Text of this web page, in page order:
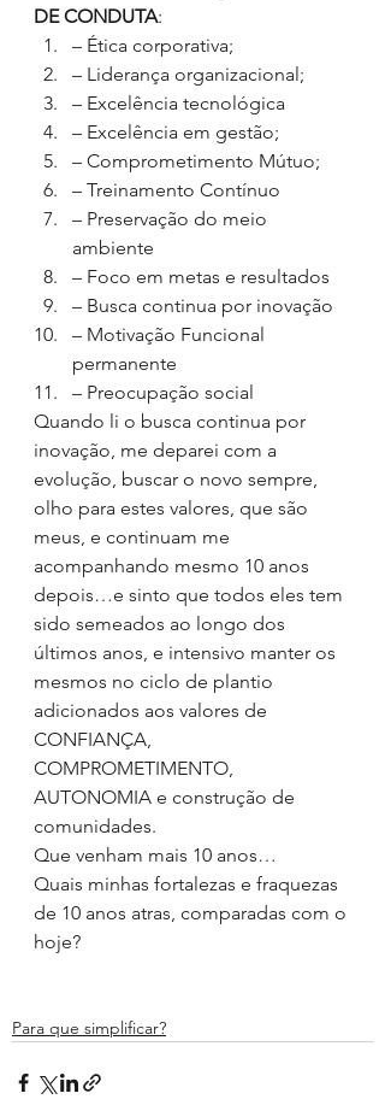
DE CONDUTA:
– Ética corporativa;
– Liderança organizacional;
– Excelência tecnológica
– Excelência em gestão;
– Comprometimento Mútuo;
– Treinamento Contínuo
– Preservação do meio
ambiente
– Foco em metas e resultados
– Busca continua por inovação
– Motivação Funcional
permanente
– Preocupação social
Quando li o busca continua por
inovação, me deparei com a
evolução, buscar o novo sempre,
olho para estes valores, que são
meus, e continuam me
acompanhando mesmo 10 anos
depois…e sinto que todos eles tem
sido semeados ao longo dos
últimos anos, e intensivo manter os
mesmos no ciclo de plantio
adicionados aos valores de
CONFIANÇA,
COMPROMETIMENTO,
AUTONOMIA e construção de
comunidades.
Que venham mais 10 anos…
Quais minhas fortalezas e fraquezas
de 10 anos atras, comparadas com o
hoje?
Para que simplificar?